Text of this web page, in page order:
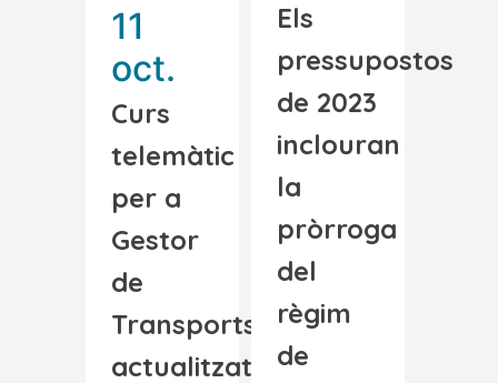
11
oct.
Curs
telemàtic
per a
Gestor
de
Transports
actualitzat
Els
pressupostos
de 2023
inclouran
la
pròrroga
del
règim
de